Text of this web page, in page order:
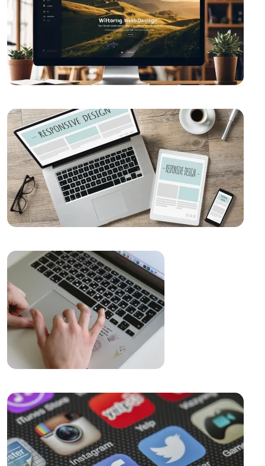
Popup Tasarımı: Web Sitesi İçin Etkili Bir Pazarlama
Aracı
E-Posta Pazarlama ve Web Tasarımın Güçlü
Birlikteliği
Önemi
Alesta Medya: Web Tasarımında Profesyonel
Çözümler Sunan Lider Firma
Oyun Performansı ve Tasarımında Dikkat Edilmesi
Gerekenler
Responsive Web Tasarımı: Kullanıcı Deneyimini
Kayseri'de Hızlı Web Sitesi Kurulumu: Alesta Medya İle
Profesyonel Çözümler
Görsel İletişim Teknikleri ve Web Tasarım
SEO Uyumlu Web Tasarımında Dikkat Edilmesi
Gerekenler
Farkı
Kayseri Görsel Hiyerarşisi ve Web Tasarımı
Web Dünyasında Yaratıcı Tasarımın Sıradışı Etkileri